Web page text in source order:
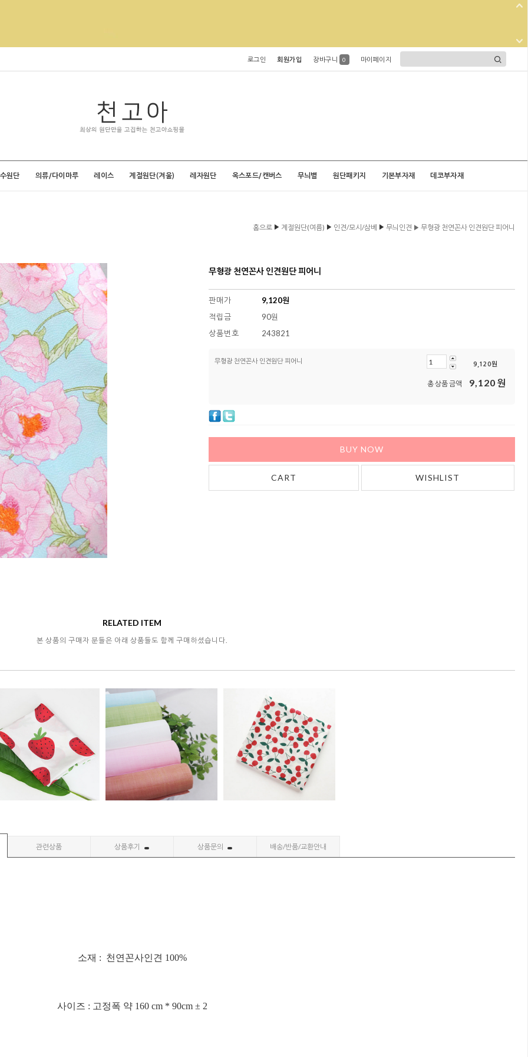
로그인 회원가입 장바구니 0 마이페이지
원단 의류/다이마루 레이스 계절원단(겨울) 레자원단 옥스포드/캔버스 무늬별 원단패키지 기본부자재 데코부자재
홈으로 ▶ 계절원단(여름) ▶ 인견/모시/삼베 ▶ 무늬인견 ▶ 무형광 천연꼰사 인견원단 피어니
무형광 천연꼰사 인견원단 피어니
판매가 9,120원
적립금
90원
상품번호
243821
무형광 천연꼰사 인견원단 피어니 9,120원
총 상품 금액 9,120 원
BUY NOW
CART WISHLIST
RELATED ITEM
본 상품의 구매자 분들은 아래 상품들도 함께 구매하셨습니다.
관련상품 상품후기 상품문의 배송/반품/교환안내
소재 : 천연꼰사인견 100%
사이즈 : 고정폭 약 160 cm * 90cm ± 2